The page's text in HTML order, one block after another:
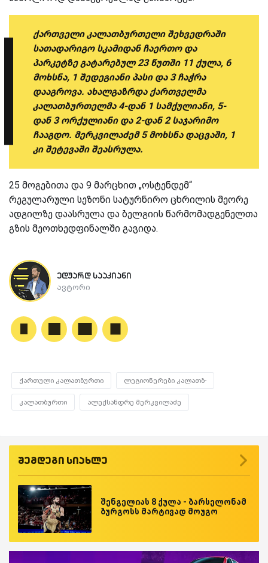
ქართველი კალათბურთელი შეხვედრაში
სათადარიგო სკამიდან ჩაერთო და
პარკეტზე გატარებულ 23 წუთში 11 ქულა, 6
მოხსნა, 1 შედეგიანი პასი და 3 ჩაჭრა
დააგროვა. ახალგაზრდა ქართველმა
კალათბურთელმა 4-დან 1 სამქულიანი, 5-
დან 3 ორქულიანი და 2-დან 2 საჯარიმო
ჩააგდო. მერკვილაძემ 5 მოხსნა დაცვაში, 1
კი შეტევაში შეასრულა.
25 მოგებითა და 9 მარცხით „ოსტენდემ“
რეგულარული სეზონი სატურნირო ცხრილის მეორე
ადგილზე დაასრულა და ბელგიის წარმომადგენელთა
გზის მეოთხედფინალში გავიდა.
ედუარდ სააკიანი
ავტორი
ქართული კალათბურთი ლეგიონერები კალათბ-
კალათბურთი ალექსანდრე მერკვილაძე
შემდეგი სიახლე
შენგელიას 8 ქულა - ბარსელონამ
ბურგოსს მარტივად მოუგო